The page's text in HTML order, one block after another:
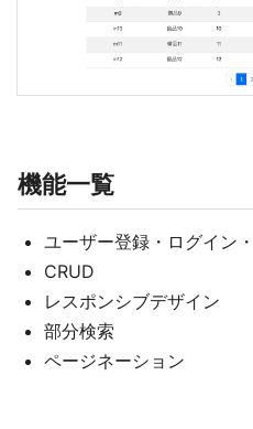
機能一覧
ユーザー登録・ログイン
CRUD
レスポンシブデザイン
部分検索
ページネーション